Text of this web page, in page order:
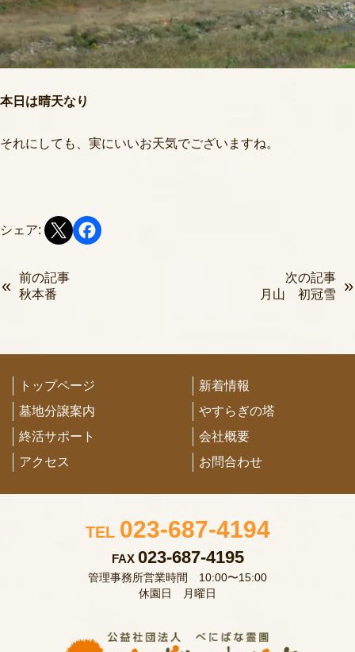
本日は晴天なり
それにしても、実にいいお天気でございますね。
シェア:
前の記事
秋本番
次の記事
月山 初冠雪
トップページ
新着情報
墓地分譲案内
やすらぎの塔
終活サポート
会社概要
アクセス
お問合わせ
TEL 023-687-4194
FAX 023-687-4195
管理事務所営業時間 10:00〜15:00
休園日 月曜日